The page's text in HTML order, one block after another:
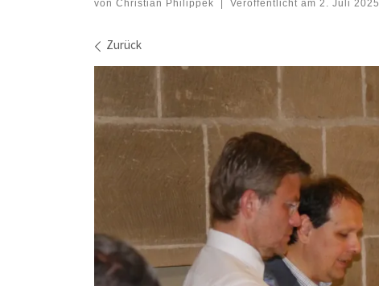
von Christian Philippek Veröffentlicht am 2. Juli 2025
Bilder Navigation
Zurück